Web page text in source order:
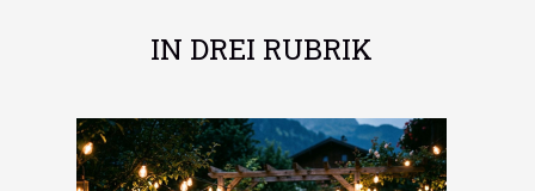
IN DREI RUBRIK